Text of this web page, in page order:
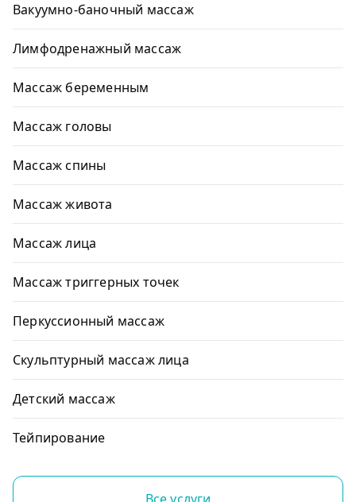
Вакуумно-баночный массаж
Лимфодренажный массаж
Массаж беременным
Массаж головы
Массаж спины
Массаж живота
Массаж лица
Массаж триггерных точек
Перкуссионный массаж
Скульптурный массаж лица
Детский массаж
Тейпирование